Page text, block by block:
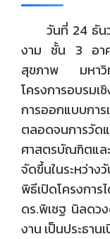
วันที่ 24 ธั
งาม ชั้น 3 อาค
สุขภาพ มหาวิ
โครงการอบรมเ
การออกแบบกา
ตลอดจนการวั
ศาสตรบัณฑิตแล
จัดขึ้นในระหว่า
พิธีเปิดโครงกา
ดร.พิเชฐ นิลดว
งาน เป็นประธาน